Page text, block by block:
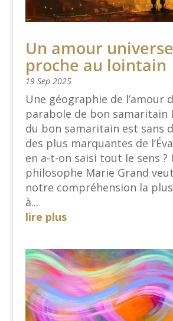
Un amour
proche au lointain
19 Sep 2025
Une géographie de l’amour
parabole de bon samaritain
du bon samaritain est sans
des plus marquantes de
en a-t-on saisi tout le sens ?
philosophe Marie Grand
notre compréhension la
à...
lire plus